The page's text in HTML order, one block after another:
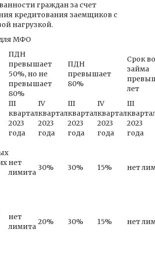
граждан за счет
кредитования заемщиков с
нагрузкой.
МФО
ПДН
превышает
50%, но не
превышает
80%
ПДН
превышает
80%
Срок
займа
лет
III
квартал
2023
года
IV
квартал
2023
года
III
квартал
2023
года
IV
квартал
2023
года
III
2023
года
нет
лимита
30% 30% 15% нет
нет
лимита
20% 30% 15% нет